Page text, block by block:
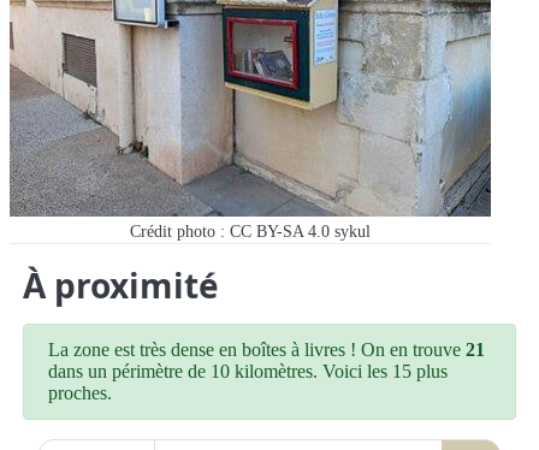
Crédit photo : CC BY-SA 4.0 sykul
À proximité
La zone est très dense en boîtes à livres ! On en trouve21
dans un périmètre de 10 kilomètres. Voici les 15 plus
proches.